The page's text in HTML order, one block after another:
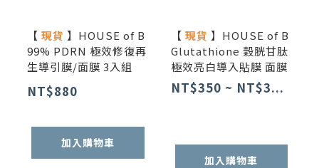
【 現貨 】HOUSE of B
99% PDRN 極效修復再
生導引膜/面膜 3入組
NT$880
加入購物車
【 現貨 】HOUSE of B
Glutathione 穀胱甘肽
極效亮白導入貼膜 面膜
NT$350 ~ NT$3...
加入購物車